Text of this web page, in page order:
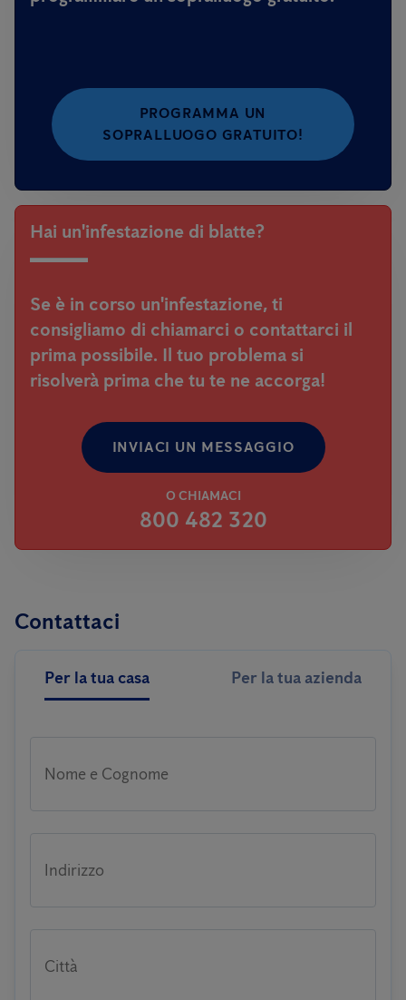
PROGRAMMA UN
SOPRALLUOGO GRATUITO!
Hai un'infestazione di blatte?
Se è in corso un'infestazione, ti
consigliamo di chiamarci o contattarci il
prima possibile. Il tuo problema si
risolverà prima che tu te ne accorga!
INVIACI UN MESSAGGIO
O CHIAMACI
800 482 320
Contattaci
Per la tua casa Per la tua azienda
Nome e Cognome
Indirizzo
Città